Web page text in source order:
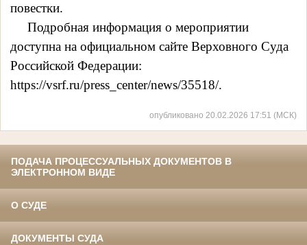
повестки.
Подробная информация о мероприятии
доступна на официальном сайте Верховного Суда
Российской Федерации:
https://vsrf.ru/press_center/news/35518/.
опубликовано 20.02.2026 17:51 (МСК)
ПОДАЧА ПРОЦЕССУАЛЬНЫХ ДОКУМЕНТОВ В
ЭЛЕКТРОННОМ ВИДЕ
О СУДЕ
ДОКУМЕНТЫ СУДА